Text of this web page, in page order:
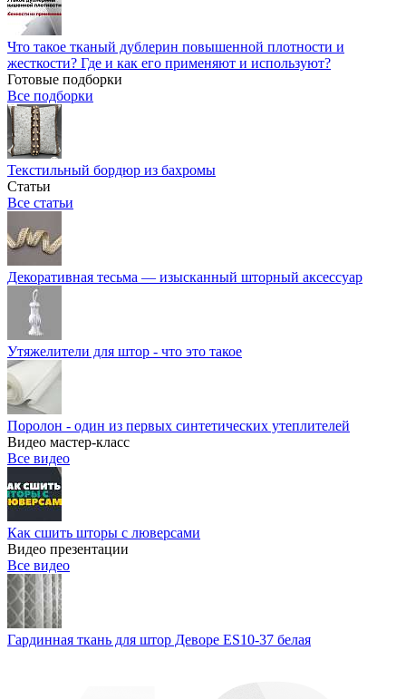
Что такое тканый дублерин повышенной плотности и
жесткости? Где и как его применяют и используют?
Готовые подборки
Все подборки
Текстильный бордюр из бахромы
Статьи
Все статьи
Декоративная тесьма — изысканный шторный аксессуар
Утяжелители для штор - что это такое
Поролон - один из первых синтетических утеплителей
Видео мастер-класс
Все видео
Как сшить шторы с люверсами
Видео презентации
Все видео
Гардинная ткань для штор Деворе ES10-37 белая